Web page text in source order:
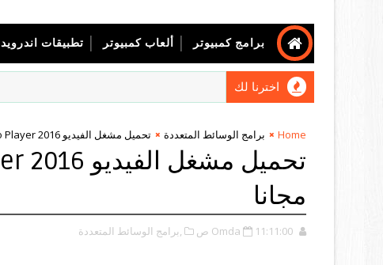
برامج كمبيوتر ألعاب كمبيوتر تطبيقات اندرويد
اخترنا لك
Home برامج الوسائط المتعددة تحميل مشغل الفيديو 2016 Total Video Player للكمبيوتر مجانا
مجانا
Omda 11:11:00 ص ,برامج الوسائط المتعددة